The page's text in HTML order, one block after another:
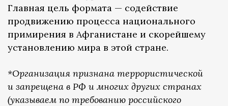
Главная цель формата — содействие
продвижению процесса национального
примирения в Афганистане и скорейшему
установлению мира в этой стране.
*Организация признана террористической
и запрещена в РФ и многих других странах
(указываем по требованию российского